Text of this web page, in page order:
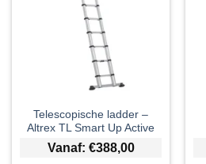
Telescopische ladder –
Altrex TL Smart Up Active
Vanaf: €388,00